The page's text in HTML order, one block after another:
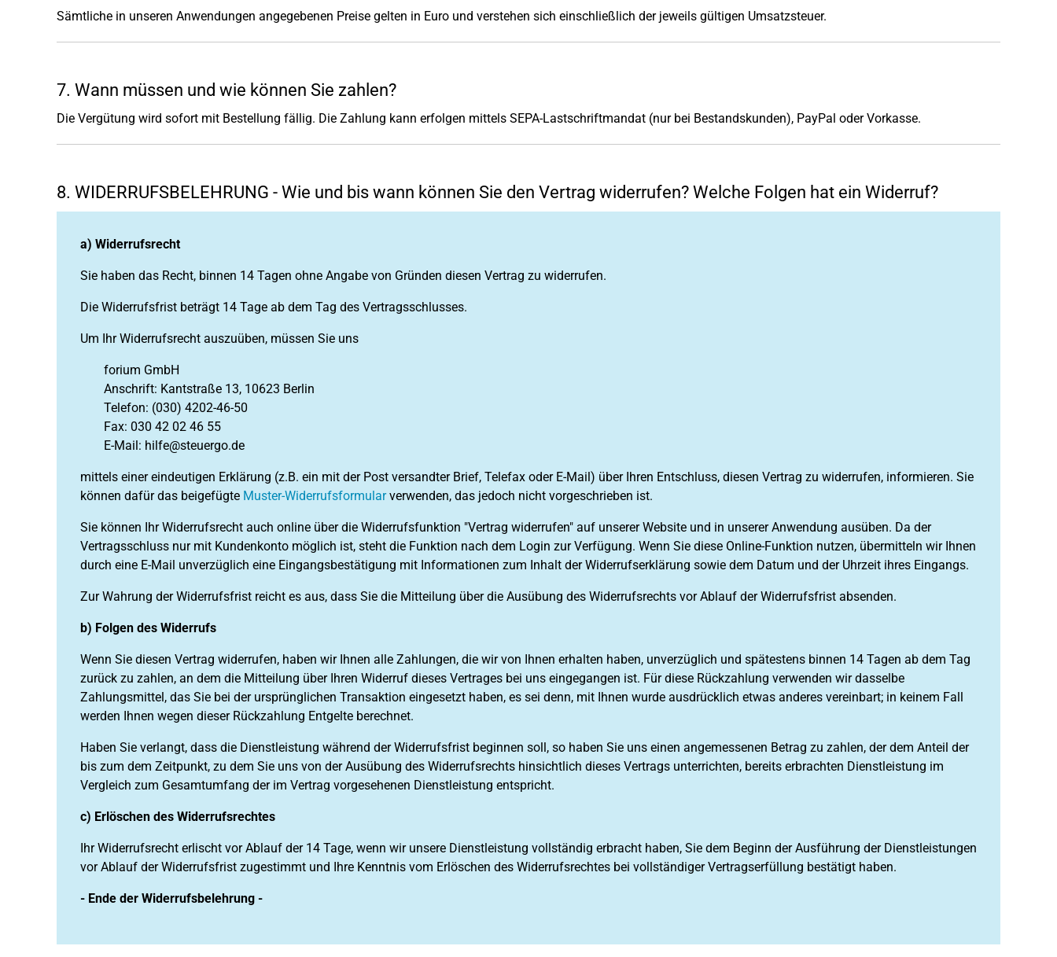
Sämtliche in unseren Anwendungen angegebenen Preise gelten in Euro und verstehen sich einschließlich der jeweils gültigen Umsatzsteuer.
7. Wann müssen und wie können Sie zahlen?
Die Vergütung wird sofort mit Bestellung fällig. Die Zahlung kann erfolgen mittels SEPA-Lastschriftmandat (nur bei Bestandskunden), PayPal oder Vorkasse.
8. WIDERRUFSBELEHRUNG - Wie und bis wann können Sie den Vertrag widerrufen? Welche Folgen hat ein Widerruf?
a) Widerrufsrecht
Sie haben das Recht, binnen 14 Tagen ohne Angabe von Gründen diesen Vertrag zu widerrufen.
Die Widerrufsfrist beträgt 14 Tage ab dem Tag des Vertragsschlusses.
Um Ihr Widerrufsrecht auszuüben, müssen Sie uns
forium GmbH
Anschrift: Kantstraße 13, 10623 Berlin
Telefon: (030) 4202-46-50
Fax: 030 42 02 46 55
E-Mail: hilfe@steuergo.de
mittels einer eindeutigen Erklärung (z.B. ein mit der Post versandter Brief, Telefax oder E-Mail) über Ihren Entschluss, diesen Vertrag zu widerrufen, informieren. Sie
können dafür das beigefügte Muster-Widerrufsformularverwenden, das jedoch nicht vorgeschrieben ist.
Sie können Ihr Widerrufsrecht auch online über die Widerrufsfunktion "Vertrag widerrufen" auf unserer Website und in unserer Anwendung ausüben. Da der
Vertragsschluss nur mit Kundenkonto möglich ist, steht die Funktion nach dem Login zur Verfügung. Wenn Sie diese Online-Funktion nutzen, übermitteln wir Ihnen
durch eine E-Mail unverzüglich eine Eingangsbestätigung mit Informationen zum Inhalt der Widerrufserklärung sowie dem Datum und der Uhrzeit ihres Eingangs.
Zur Wahrung der Widerrufsfrist reicht es aus, dass Sie die Mitteilung über die Ausübung des Widerrufsrechts vor Ablauf der Widerrufsfrist absenden.
b) Folgen des Widerrufs
Wenn Sie diesen Vertrag widerrufen, haben wir Ihnen alle Zahlungen, die wir von Ihnen erhalten haben, unverzüglich und spätestens binnen 14 Tagen ab dem Tag
zurück zu zahlen, an dem die Mitteilung über Ihren Widerruf dieses Vertrages bei uns eingegangen ist. Für diese Rückzahlung verwenden wir dasselbe
Zahlungsmittel, das Sie bei der ursprünglichen Transaktion eingesetzt haben, es sei denn, mit Ihnen wurde ausdrücklich etwas anderes vereinbart; in keinem Fall
werden Ihnen wegen dieser Rückzahlung Entgelte berechnet.
Haben Sie verlangt, dass die Dienstleistung während der Widerrufsfrist beginnen soll, so haben Sie uns einen angemessenen Betrag zu zahlen, der dem Anteil der
bis zum dem Zeitpunkt, zu dem Sie uns von der Ausübung des Widerrufsrechts hinsichtlich dieses Vertrags unterrichten, bereits erbrachten Dienstleistung im
Vergleich zum Gesamtumfang der im Vertrag vorgesehenen Dienstleistung entspricht.
c) Erlöschen des Widerrufsrechtes
Ihr Widerrufsrecht erlischt vor Ablauf der 14 Tage, wenn wir unsere Dienstleistung vollständig erbracht haben, Sie dem Beginn der Ausführung der Dienstleistungen
vor Ablauf der Widerrufsfrist zugestimmt und Ihre Kenntnis vom Erlöschen des Widerrufsrechtes bei vollständiger Vertragserfüllung bestätigt haben.
- Ende der Widerrufsbelehrung -